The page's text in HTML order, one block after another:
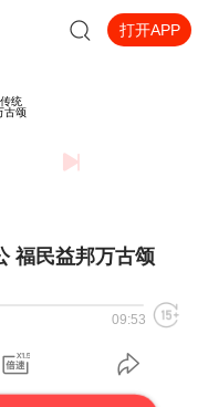
打开APP
福民益邦万古颂
09:53